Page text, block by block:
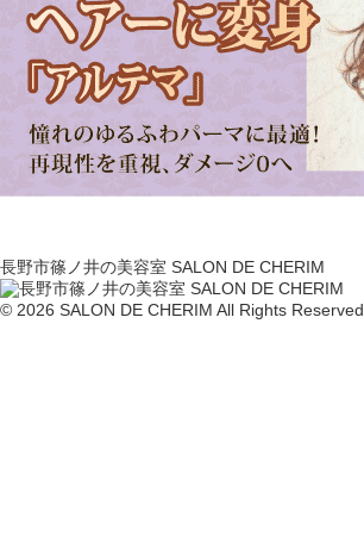
長野市篠ノ井の美容室 SALON DE CHERIM
© 2026 SALON DE CHERIM All Rights Reserved.